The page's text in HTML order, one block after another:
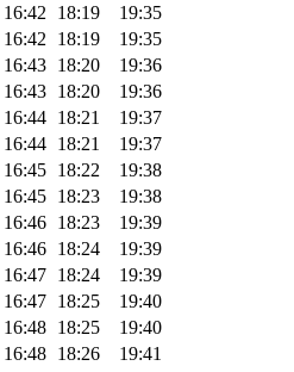
16:42 18:19
19:35
16:42 18:19
19:35
16:43 18:20
19:36
16:43 18:20
19:36
16:44 18:21
19:37
16:44 18:21
19:37
16:45 18:22
19:38
16:45 18:23
19:38
16:46 18:23
19:39
16:46 18:24
19:39
16:47 18:24
19:39
16:47 18:25
19:40
16:48 18:25
19:40
16:48 18:26
19:41